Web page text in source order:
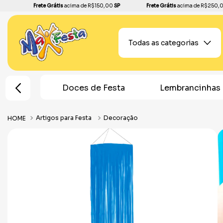
Frete Grátisacima de R$150,00 SP Frete Grátisacima de
Todas as categorias
Festa Lembrancinhas Topos de Bolo
Artigos para Festa Decoração